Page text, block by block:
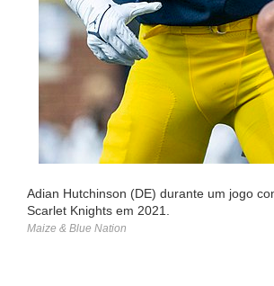
Adian Hutchinson (DE) durante um jogo
Scarlet Knights em 2021.
Maize & Blue Nation